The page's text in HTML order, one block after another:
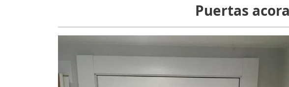
Puertas